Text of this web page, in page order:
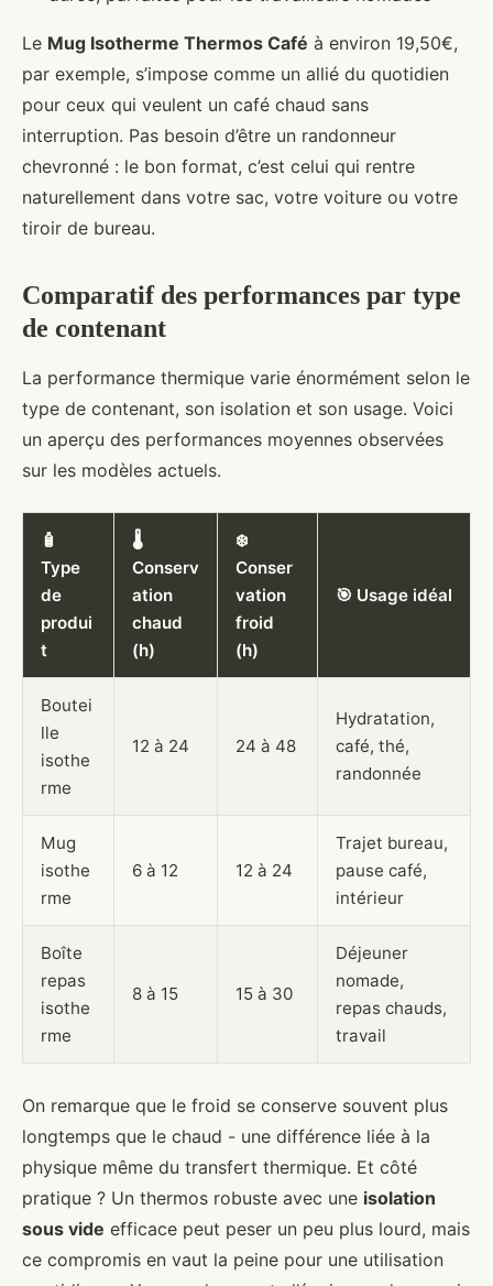
Le Mug Isotherme Thermos Café à environ 19,50€,
par exemple, s’impose comme un allié du quotidien
pour ceux qui veulent un café chaud sans
interruption. Pas besoin d’être un randonneur
chevronné : le bon format, c’est celui qui rentre
naturellement dans votre sac, votre voiture ou votre
tiroir de bureau.
Comparatif des performances par type
de contenant
La performance thermique varie énormément selon le
type de contenant, son isolation et son usage. Voici
un aperçu des performances moyennes observées
sur les modèles actuels.
🧴
Type
de
produi
t
🌡️
Conserv
ation
chaud
(h)
❄️
Conser
vation
froid
(h)
🎯 Usage idéal
Boutei
lle
isothe
rme
12 à 24 24 à 48
Hydratation,
café, thé,
randonnée
Mug
isothe
rme
6 à 12 12 à 24
Trajet bureau,
pause café,
intérieur
Boîte
repas
isothe
rme
8 à 15 15 à 30
Déjeuner
nomade,
repas chauds,
travail
On remarque que le froid se conserve souvent plus
longtemps que le chaud - une différence liée à la
physique même du transfert thermique. Et côté
pratique ? Un thermos robuste avec une isolation
sous vide efficace peut peser un peu plus lourd, mais
ce compromis en vaut la peine pour une utilisation